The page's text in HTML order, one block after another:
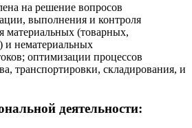
на решение вопросов
выполнения и контроля
материальных (товарных,
и нематериальных
оптимизации процессов
транспортировки, складирования, и
деятельности: